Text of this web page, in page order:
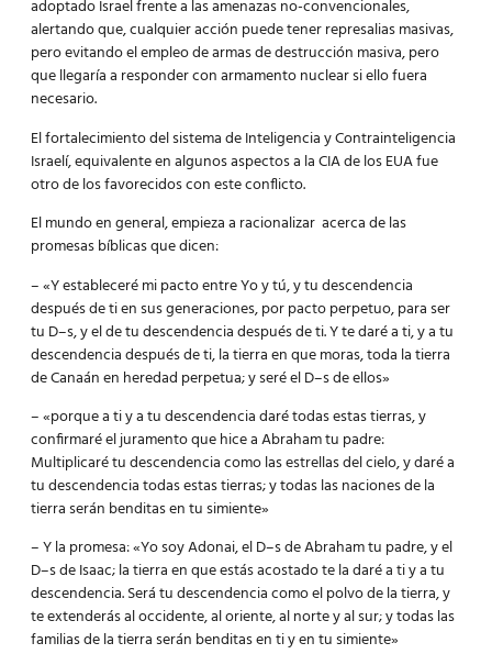
adoptado Israel frente a las amenazas no-convencionales,
alertando que, cualquier acción puede tener represalias masivas,
pero evitando el empleo de armas de destrucción masiva, pero
que llegaría a responder con armamento nuclear si ello fuera
necesario.
El fortalecimiento del sistema de Inteligencia y Contrainteligencia
Israelí, equivalente en algunos aspectos a la CIA de los EUA fue
otro de los favorecidos con este conflicto.
El mundo en general, empieza a racionalizar acerca de las
promesas bíblicas que dicen:
– «Y estableceré mi pacto entre Yo y tú, y tu descendencia
después de ti en sus generaciones, por pacto perpetuo, para ser
tu D–s, y el de tu descendencia después de ti. Y te daré a ti, y a tu
descendencia después de ti, la tierra en que moras, toda la tierra
de Canaán en heredad perpetua; y seré el D–s de ellos»
– «porque a ti y a tu descendencia daré todas estas tierras, y
confirmaré el juramento que hice a Abraham tu padre:
Multiplicaré tu descendencia como las estrellas del cielo, y daré a
tu descendencia todas estas tierras; y todas las naciones de la
tierra serán benditas en tu simiente»
– Y la promesa: «Yo soy Adonai, el D–s de Abraham tu padre, y el
D–s de Isaac; la tierra en que estás acostado te la daré a ti y a tu
descendencia. Será tu descendencia como el polvo de la tierra, y
te extenderás al occidente, al oriente, al norte y al sur; y todas las
familias de la tierra serán benditas en ti y en tu simiente»